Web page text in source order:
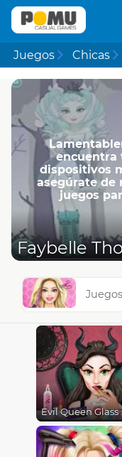
Juegos Chicas
encuentra
dispositivos
asegúrate de
juegos
Faybelle
Evil